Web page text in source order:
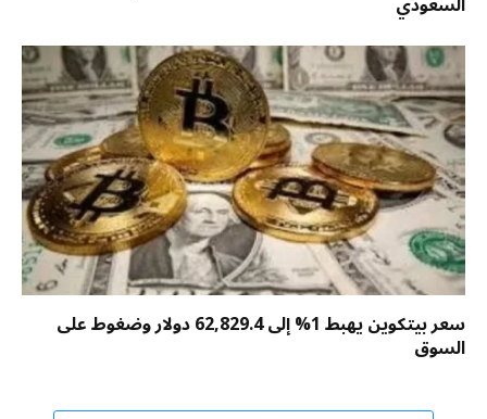
سعر بيتكوين يهبط 1% إلى 62,829.4 دولار وضغوط على
السوق